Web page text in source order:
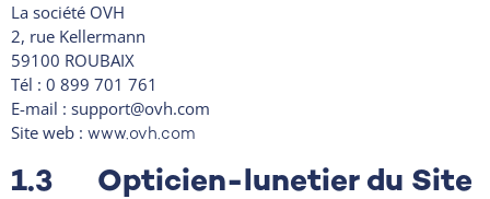
La société OVH
2, rue Kellermann
59100 ROUBAIX
Tél : 0 899 701 761
E-mail : support@ovh.com
Site web : www.ovh.com
1.3 Opticien-lunetier du Site